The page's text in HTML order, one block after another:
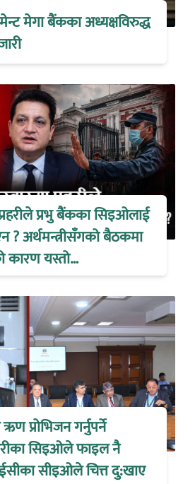
मेगा बैंकका अध्यक्षविरुद्ध
प्रभु बैंकका सिइओलाई
? अर्थमन्त्रीसँगको बैठकमा
कारण यस्तो…
प्रोभिजन गर्नुपर्ने
सिइओले फाइल नै
सीइओले चित्त दु:खाए